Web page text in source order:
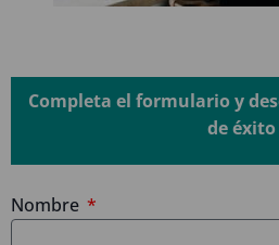
Completa el formulario y
de éxito
Nombre